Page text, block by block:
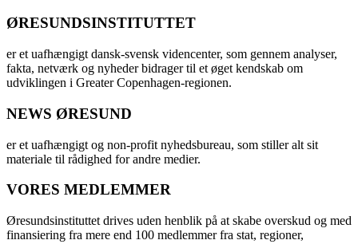
ØRESUNDSINSTITUTTET
er et uafhængigt dansk-svensk videncenter, som gennem analyser,
fakta, netværk og nyheder bidrager til et øget kendskab om
udviklingen i Greater Copenhagen-regionen.
NEWS ØRESUND
er et uafhængigt og non-profit nyhedsbureau, som stiller alt sit
materiale til rådighed for andre medier.
VORES MEDLEMMER
Øresundsinstituttet drives uden henblik på at skabe overskud og med
finansiering fra mere end 100 medlemmer fra stat, regioner,